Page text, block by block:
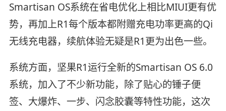
Smartisan OS系统在省电优化上相比MIUI更有优
势，再加上R1每个版本都附赠充电功率更高的Qi
无线充电器，续航体验无疑是R1更为出色一些。
系统方面，坚果R1运行全新的Smartisan OS 6.0
系统，加入了不少新功能，除了贴心的锤子便
签、大爆炸、一步、闪念胶囊等特性功能，这次